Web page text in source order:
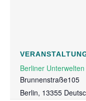
Berliner Unterwelten
Brunnenstraße105
Berlin, 13355